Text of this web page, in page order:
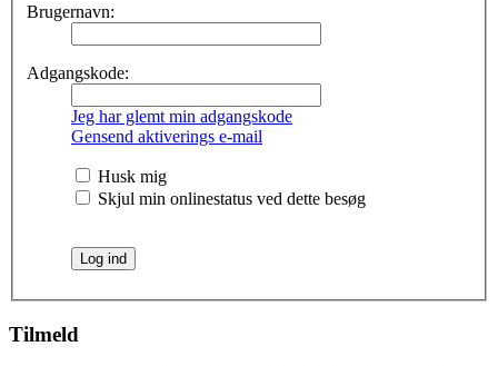
Brugernavn:
Adgangskode:
Jeg har glemt min adgangskode
Gensend aktiverings e-mail
Husk mig
Skjul min onlinestatus ved dette besøg
Tilmeld